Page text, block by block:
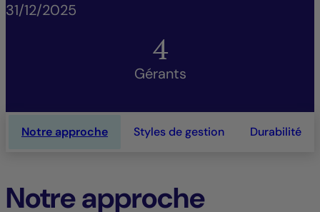
31/12/2025
4
Gérants
Notre approche Styles de gestion Durabilité
Notre approche